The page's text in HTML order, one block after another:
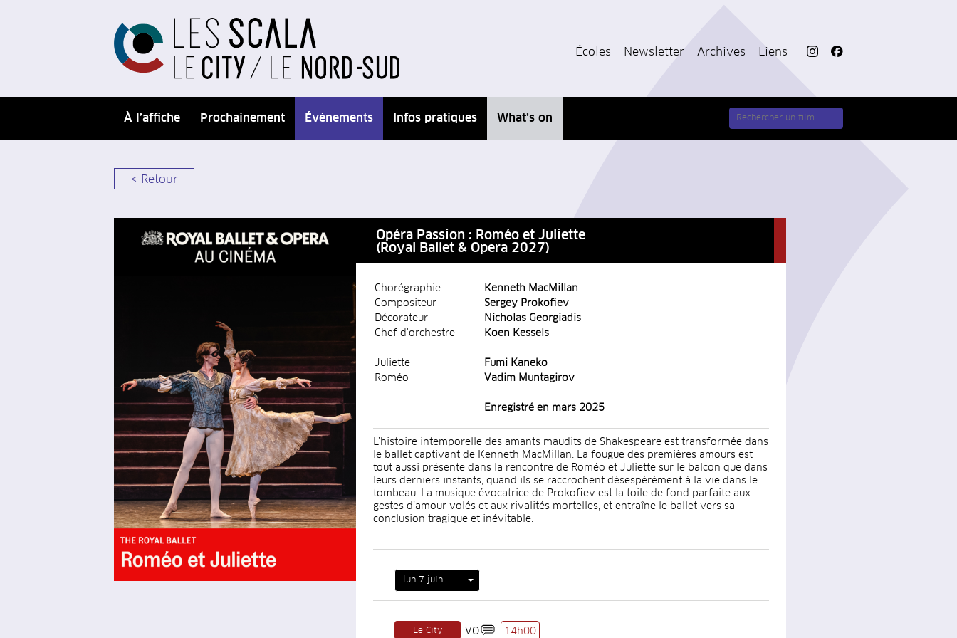
Écoles Newsletter Archives Liens
À l’affiche Prochainement Événements Infos pratiques What’s on
< Retour
Opéra Passion : Roméo et Juliette
(Royal Ballet & Opera 2027)
Chorégraphie
Kenneth MacMillan
Compositeur
Sergey Prokofiev
Décorateur
Nicholas Georgiadis
Chef d'orchestre
Koen Kessels
Juliette
Fumi Kaneko
Roméo
Vadim Muntagirov
Enregistré en mars 2025
L’histoire intemporelle des amants maudits de Shakespeare est transformée dans
le ballet captivant de Kenneth MacMillan. La fougue des premières amours est
tout aussi présente dans la rencontre de Roméo et Juliette sur le balcon que dans
leurs derniers instants, quand ils se raccrochent désespérément à la vie dans le
tombeau. La musique évocatrice de Prokofiev est la toile de fond parfaite aux
gestes d’amour volés et aux rivalités mortelles, et entraîne le ballet vers sa
conclusion tragique et inévitable.
lun 7 juin
Le City VO 14h00